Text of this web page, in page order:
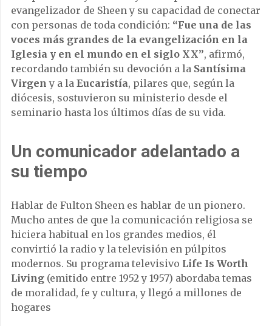
evangelizador de Sheen y su capacidad de conectar
con personas de toda condición: “Fue una de las
voces más grandes de la evangelización en la
Iglesia y en el mundo en el siglo XX”, afirmó,
recordando también su devoción a la Santísima
Virgen y a la Eucaristía, pilares que, según la
diócesis, sostuvieron su ministerio desde el
seminario hasta los últimos días de su vida.
Un comunicador adelantado a
su tiempo
Hablar de Fulton Sheen es hablar de un pionero.
Mucho antes de que la comunicación religiosa se
hiciera habitual en los grandes medios, él
convirtió la radio y la televisión en púlpitos
modernos. Su programa televisivo Life Is Worth
Living (emitido entre 1952 y 1957) abordaba temas
de moralidad, fe y cultura, y llegó a millones de
hogares